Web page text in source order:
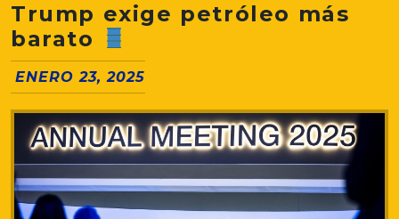
Trump exige petróleo más
barato
ENERO 23, 2025